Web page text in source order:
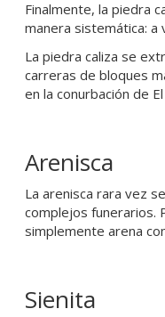
Finalmente, la piedra
manera sistemática:
La piedra caliza se
carreras de bloques
en la conurbación de
Arenisca
La arenisca rara vez
complejos funerarios.
simplemente arena
Sienita